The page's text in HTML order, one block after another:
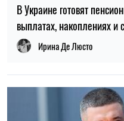
В Украине готовят
выплатах, накоплениях и
Ирина Де Люсто